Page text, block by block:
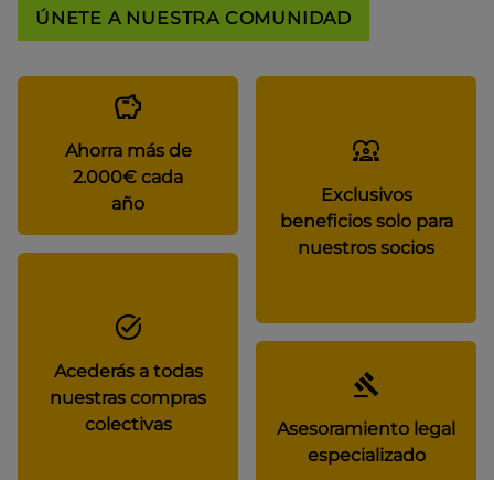
ÚNETE A NUESTRA COMUNIDAD
Ahorra más de
2.000€ cada
año
Exclusivos
beneficios solo para
nuestros socios
Acederás a todas
nuestras compras
colectivas
Asesoramiento legal
especializado